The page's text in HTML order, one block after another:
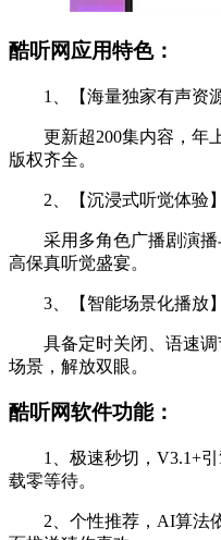
酷听网应用特色：
1、【海量独家有声资源
更新超200集内容，年上
版权齐全。
2、【沉浸式听觉体验】
采用多角色广播剧演播
高保真听觉盛宴。
3、【智能场景化播放】
具备定时关闭、语速调
场景，解放双眼。
酷听网软件功能：
1、极速秒切，V3.1+引
载零等待。
2、个性推荐，AI算法依